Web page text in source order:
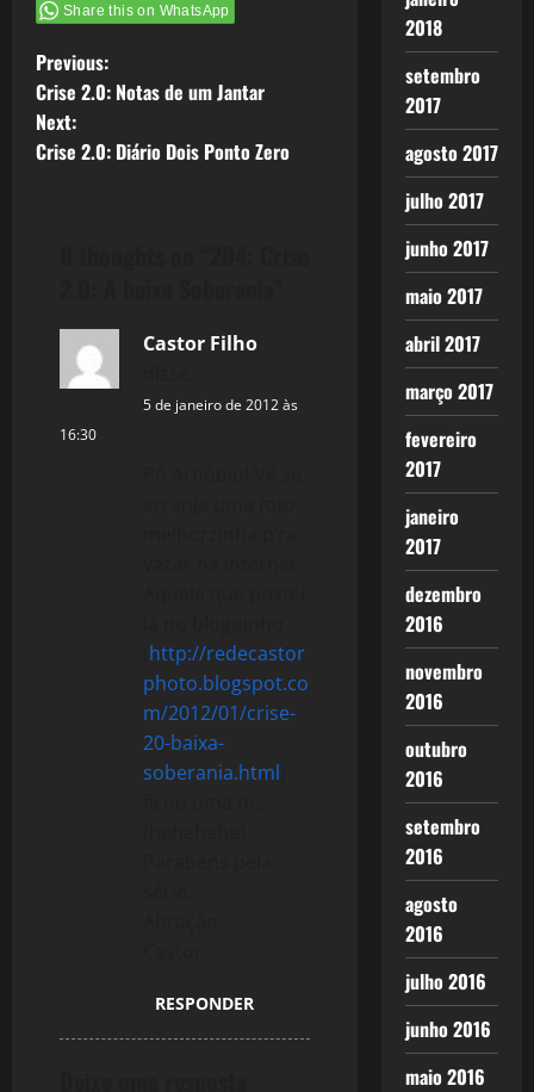
Share this on WhatsApp
P
o
s
Previous:
Crise 2.0: Notas de um Jantar
Next:
Crise 2.0: Diário Dois Ponto Zero
Castor Filho
5 de janeiro de 2012 às
16:30
http://redecastor
photo.blogspot.co
m/2012/01/crise-
20-baixa-
soberania.html
RESPONDER
2018
setembro
2017
agosto 2017
julho 2017
junho 2017
maio 2017
abril 2017
março 2017
fevereiro
2017
janeiro
2017
dezembro
2016
novembro
2016
outubro
2016
setembro
2016
agosto
2016
julho 2016
junho 2016
maio 2016